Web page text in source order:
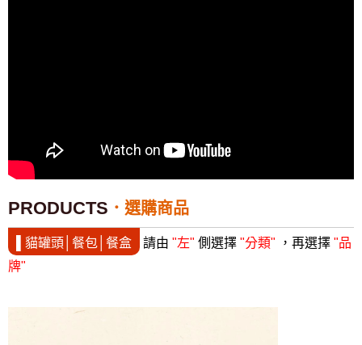
PRODUCTS 選購商品
▌貓罐頭│餐包│餐盒 請由 "左" 側選擇 "分類" ，再選擇 "品
牌"